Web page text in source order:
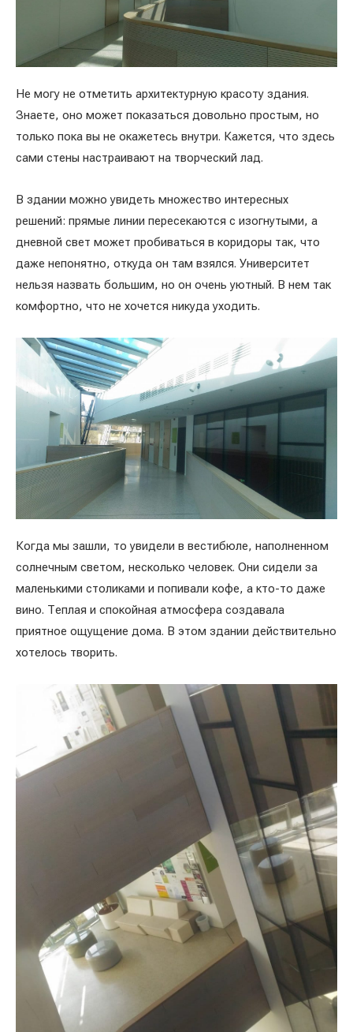
Не могу не отметить архитектурную красоту здания.
Знаете, оно может показаться довольно простым, но
только пока вы не окажетесь внутри. Кажется, что здесь
сами стены настраивают на творческий лад.
В здании можно увидеть множество интересных
решений: прямые линии пересекаются с изогнутыми, а
дневной свет может пробиваться в коридоры так, что
даже непонятно, откуда он там взялся. Университет
нельзя назвать большим, но он очень уютный. В нем так
комфортно, что не хочется никуда уходить.
Когда мы зашли, то увидели в вестибюле, наполненном
солнечным светом, несколько человек. Они сидели за
маленькими столиками и попивали кофе, а кто-то даже
вино. Теплая и спокойная атмосфера создавала
приятное ощущение дома. В этом здании действительно
хотелось творить.